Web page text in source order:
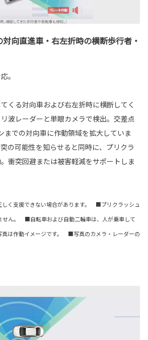
対向直進車・右左折時の横断歩行者・
。
くる対向車および右左折時に横断してく
波レーダーと単眼カメラで検出。交差点
までの対向車に作動領域を拡大していま
の可能性を知らせると同時に、プリクラ
衝突回避または被害軽減をサポートしま
く支援できない場合があります。 ■プリクラッシュ
せん。 ■自転車および自動二輪車は、人が乗車して
は作動イメージです。 ■写真のカメラ・レーダーの